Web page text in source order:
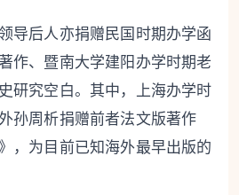
后人亦捐赠民国时期办学函
作、暨南大学建阳办学时期老
研究空白。其中，上海办学时
孙周析捐赠前者法文版著作
，为目前已知海外最早出版的